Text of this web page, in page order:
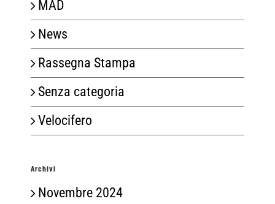
MAD
News
Rassegna Stampa
Senza categoria
Velocifero
Archivi
Novembre 2024